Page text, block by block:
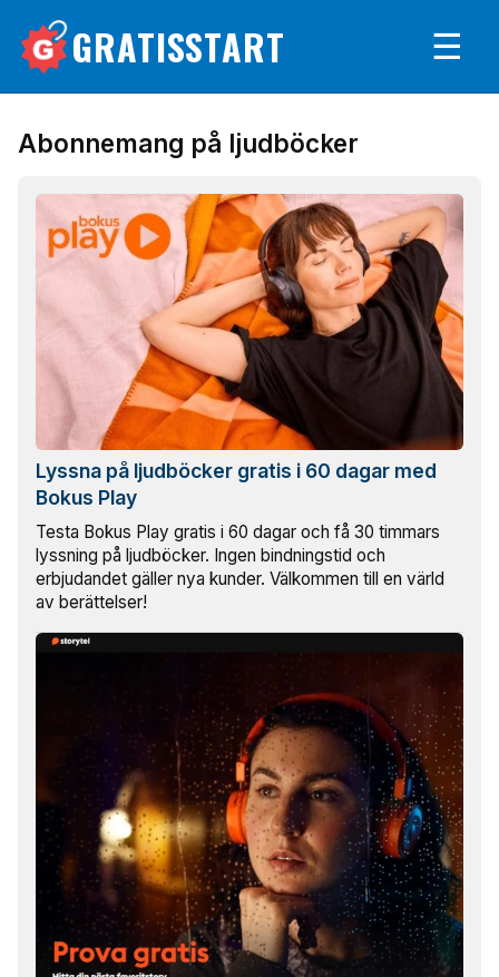
GRATISSTART ☰
Abonnemang på ljudböcker
Lyssna på ljudböcker gratis i 60 dagar med
Bokus Play
Testa Bokus Play gratis i 60 dagar och få 30 timmars
lyssning på ljudböcker. Ingen bindningstid och
erbjudandet gäller nya kunder. Välkommen till en värld
av berättelser!